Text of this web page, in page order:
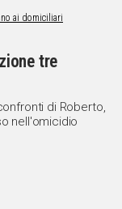
tre
di Roberto,
nell'omicidio